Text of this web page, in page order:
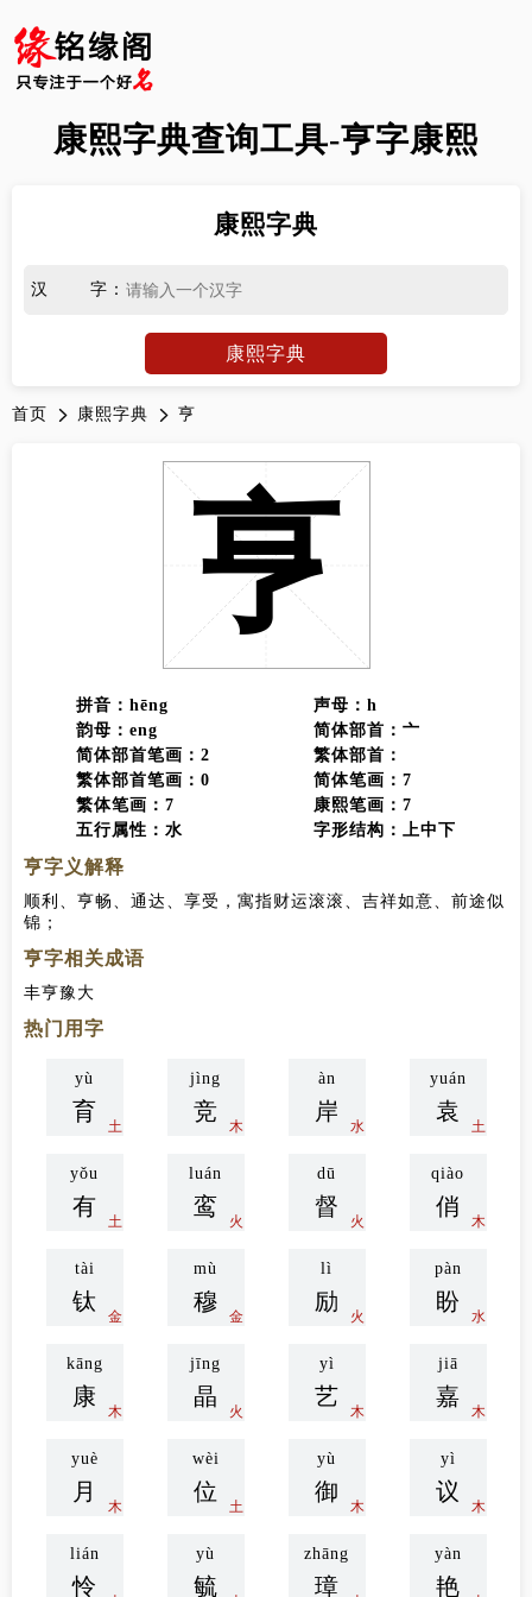
康熙字典查询工具-亨字康熙
康熙字典
汉字 ：
康熙字典
首页 康熙字典 亨
亨
拼音：hēng
韵母：eng
简体部首笔画：2
繁体部首笔画：0
繁体笔画：7
五行属性：水
声母：h
简体部首：亠
繁体部首：
简体笔画：7
康熙笔画：7
字形结构：上中下
亨字义解释
顺利、亨畅、通达、享受，寓指财运滚滚、吉祥如意、前途似
锦；
亨字相关成语
丰亨豫大
热门用字
yù
育
土
jìng
竞
木
àn
岸
水
yuán
袁
土
yǒu
有
土
luán
鸾
火
dū
督
火
qiào
俏
木
tài
钛
金
mù
穆
金
lì
励
火
pàn
盼
水
kāng
康
木
jīng
晶
火
yì
艺
木
jiā
嘉
木
yuè
月
木
wèi
位
土
yù
御
木
yì
议
木
lián
怜
yù
毓
zhāng
璋
yàn
艳